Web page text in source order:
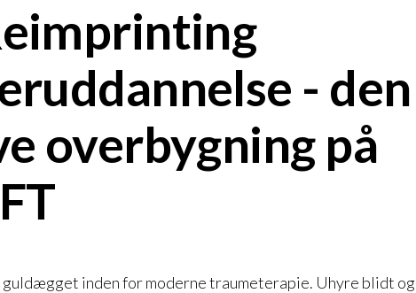
- den
overbygning på
inden for moderne traumeterapie. Uhyre blidt og